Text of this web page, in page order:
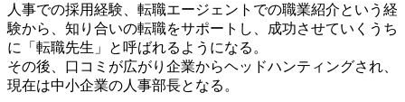
人事での採用経験、転職エージェントでの職業紹介という経
験から、知り合いの転職をサポートし、成功させていくうち
に「転職先生」と呼ばれるようになる。
その後、口コミが広がり企業からヘッドハンティングされ、
現在は中小企業の人事部長となる。